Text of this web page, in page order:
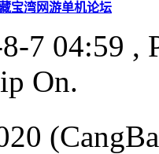
宝湾网游单机论坛
7 04:59 ,
On.